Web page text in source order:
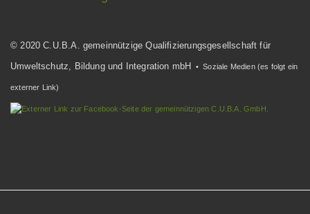
© 2020 C.U.B.A. gemeinnützige Qualifizierungsgesellschaft für
Umweltschutz, Bildung und Integration mbH
• Soziale Medien (es folgt ein
externer Link)